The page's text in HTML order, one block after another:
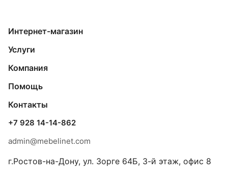
Интернет-магазин
Услуги
Компания
Помощь
Контакты
+7 928 14-14-862
admin@mebelinet.com
г.Ростов-на-Дону, ул. Зорге 64Б, 3-й этаж, офис 8